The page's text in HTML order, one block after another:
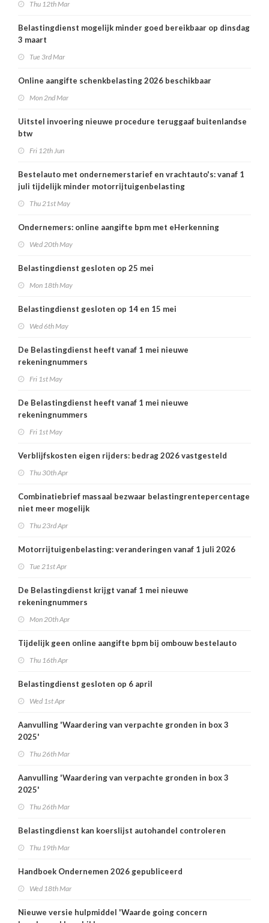
Thu 12th Mar
Belastingdienst mogelijk minder goed bereikbaar op dinsdag
3 maart
Tue 3rd Mar
Online aangifte schenkbelasting 2026 beschikbaar
Mon 2nd Mar
Uitstel invoering nieuwe procedure teruggaaf buitenlandse
btw
Fri 12th Jun
Bestelauto met ondernemerstarief en vrachtauto's: vanaf 1
juli tijdelijk minder motorrijtuigenbelasting
Thu 21st May
Ondernemers: online aangifte bpm met eHerkenning
Wed 20th May
Belastingdienst gesloten op 25 mei
Mon 18th May
Belastingdienst gesloten op 14 en 15 mei
Wed 6th May
De Belastingdienst heeft vanaf 1 mei nieuwe
rekeningnummers
Fri 1st May
De Belastingdienst heeft vanaf 1 mei nieuwe
rekeningnummers
Fri 1st May
Verblijfskosten eigen rijders: bedrag 2026 vastgesteld
Thu 30th Apr
Combinatiebrief massaal bezwaar belastingrentepercentage
niet meer mogelijk
Thu 23rd Apr
Motorrijtuigenbelasting: veranderingen vanaf 1 juli 2026
Tue 21st Apr
De Belastingdienst krijgt vanaf 1 mei nieuwe
rekeningnummers
Mon 20th Apr
Tijdelijk geen online aangifte bpm bij ombouw bestelauto
Thu 16th Apr
Belastingdienst gesloten op 6 april
Wed 1st Apr
Aanvulling 'Waardering van verpachte gronden in box 3
2025'
Thu 26th Mar
Aanvulling 'Waardering van verpachte gronden in box 3
2025'
Thu 26th Mar
Belastingdienst kan koerslijst autohandel controleren
Thu 19th Mar
Handboek Ondernemen 2026 gepubliceerd
Wed 18th Mar
Nieuwe versie hulpmiddel 'Waarde going concern